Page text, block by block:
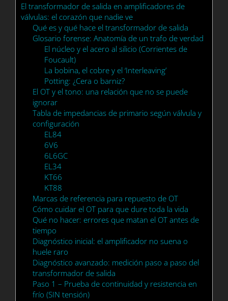
El transformador de salida en amplificadores de
válvulas: el corazón que nadie ve
Qué es y qué hace el transformador de salida
Glosario forense: Anatomía de un trafo de verdad
El núcleo y el acero al silicio (Corrientes de
Foucault)
La bobina, el cobre y el ‘Interleaving’
Potting: ¿Cera o barniz?
El OT y el tono: una relación que no se puede
ignorar
Tabla de impedancias de primario según válvula y
configuración
EL84
6V6
6L6GC
EL34
KT66
KT88
Marcas de referencia para repuesto de OT
Cómo cuidar el OT para que dure toda la vida
Qué no hacer: errores que matan el OT antes de
tiempo
Diagnóstico inicial: el amplificador no suena o
huele raro
Diagnóstico avanzado: medición paso a paso del
transformador de salida
Paso 1 – Prueba de continuidad y resistencia en
frío (SIN tensión)